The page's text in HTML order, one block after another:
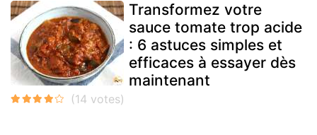
Transformez votre
sauce tomate trop acide
: 6 astuces simples et
efficaces à essayer dès
maintenant